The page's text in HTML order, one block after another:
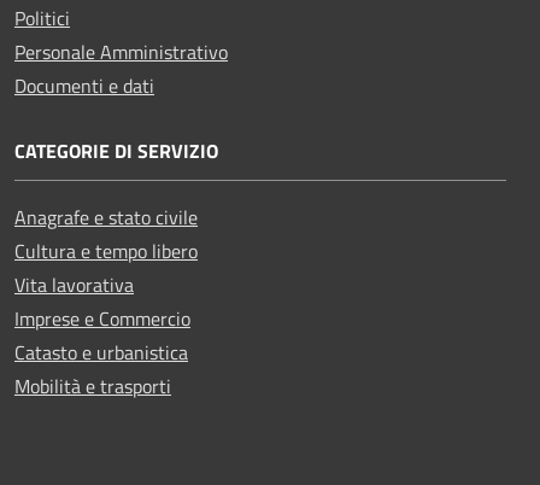
Politici
Personale Amministrativo
Documenti e dati
CATEGORIE DI SERVIZIO
Anagrafe e stato civile
Cultura e tempo libero
Vita lavorativa
Imprese e Commercio
Catasto e urbanistica
Mobilità e trasporti